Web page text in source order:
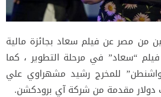
من مصر عن فيلم سعاد بجائزة مالية
عن فيلم “سعاد” في مرحلة التطوير ، كما
للمخرج رشيد مشهراوي علي